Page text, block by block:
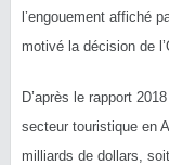
l’engouement affiché
motivé la décision de
D’après le rapport
secteur touristique en
milliards de dollars,